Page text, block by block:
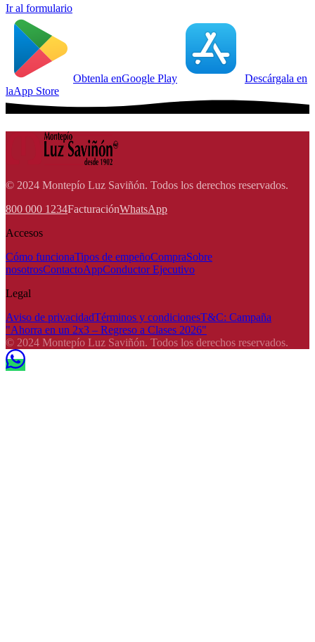
Ir al formulario
Obtenla enGoogle Play
Descárgala en
laApp Store
© 2024 Montepío Luz Saviñón. Todos los derechos reservados.
800 000 1234FacturaciónWhatsApp
Accesos
Cómo funcionaTipos de empeñoCompraSobre
nosotrosContactoAppConductor Ejecutivo
Legal
Aviso de privacidadTérminos y condicionesT&C: Campaña
"Ahorra en un 2x3 – Regreso a Clases 2026"
© 2024 Montepío Luz Saviñón. Todos los derechos reservados.